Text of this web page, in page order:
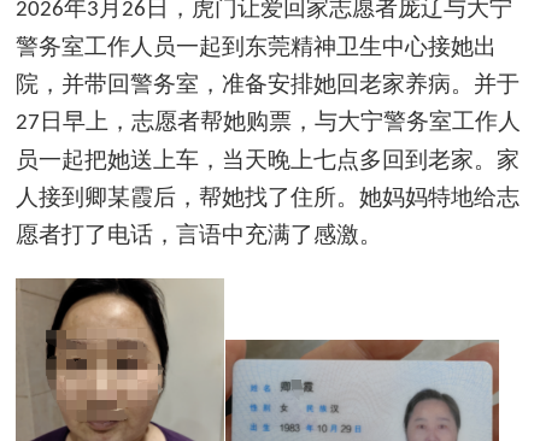
2026年3 月26 日，虎门让爱回家志愿者庞辽与大宁
警务室工作人员一起到东莞精神卫生中心接她出
院，并带回警务室，准备安排她回老家养病。并于
27 日早上，志愿者帮她购票，与大宁警务室工作人
员一起把她送上车，当天晚上七点多回到老家。家
人接到卿某霞后，帮她找了住所。她妈妈特地给志
愿者打了电话，言语中充满了感激。